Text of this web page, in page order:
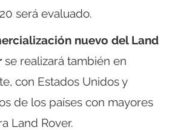
será evaluado.
nuevo del Land
se realizará también en
con Estados Unidos y
de los países con mayores
Land Rover.